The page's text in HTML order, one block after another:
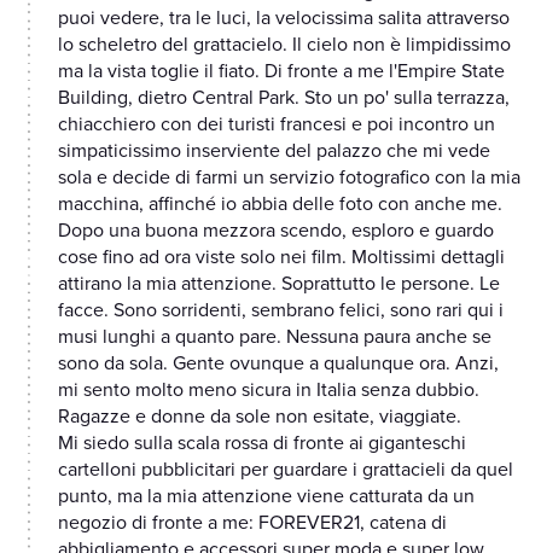
puoi vedere, tra le luci, la velocissima salita attraverso
lo scheletro del grattacielo. Il cielo non è limpidissimo
ma la vista toglie il fiato. Di fronte a me l'Empire State
Building, dietro Central Park. Sto un po' sulla terrazza,
chiacchiero con dei turisti francesi e poi incontro un
simpaticissimo inserviente del palazzo che mi vede
sola e decide di farmi un servizio fotografico con la mia
macchina, affinché io abbia delle foto con anche me.
Dopo una buona mezzora scendo, esploro e guardo
cose fino ad ora viste solo nei film. Moltissimi dettagli
attirano la mia attenzione. Soprattutto le persone. Le
facce. Sono sorridenti, sembrano felici, sono rari qui i
musi lunghi a quanto pare. Nessuna paura anche se
sono da sola. Gente ovunque a qualunque ora. Anzi,
mi sento molto meno sicura in Italia senza dubbio.
Ragazze e donne da sole non esitate, viaggiate.
Mi siedo sulla scala rossa di fronte ai giganteschi
cartelloni pubblicitari per guardare i grattacieli da quel
punto, ma la mia attenzione viene catturata da un
negozio di fronte a me: FOREVER21, catena di